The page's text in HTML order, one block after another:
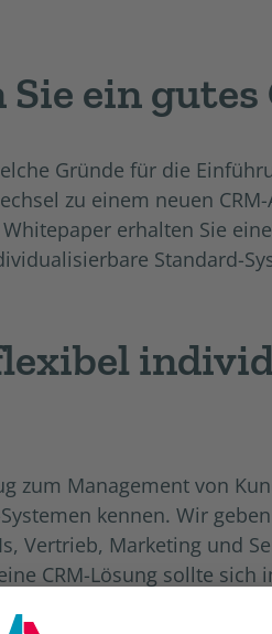
ein gutes
Gründe für die
zu einem neuen
erhalten Sie
Standard-
zum Management von
kennen. Wir
Vertrieb, Marketing und
CRM-Lösung sollte